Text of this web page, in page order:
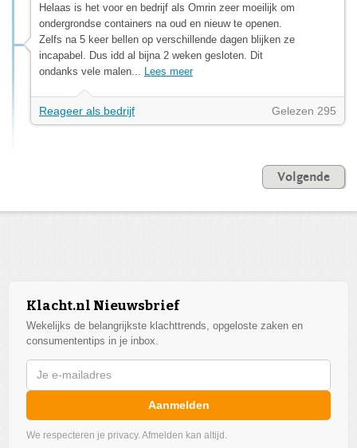
Helaas is het voor en bedrijf als Omrin zeer moeilijk om
ondergrondse containers na oud en nieuw te openen.
Zelfs na 5 keer bellen op verschillende dagen blijken ze
incapabel. Dus idd al bijna 2 weken gesloten. Dit
ondanks vele malen... Lees meer
Reageer als bedrijf Gelezen 295
Volgende
Klacht.nl Nieuwsbrief
Wekelijks de belangrijkste klachttrends, opgeloste zaken en
consumententips in je inbox.
Aanmelden
We respecteren je privacy. Afmelden kan altijd.